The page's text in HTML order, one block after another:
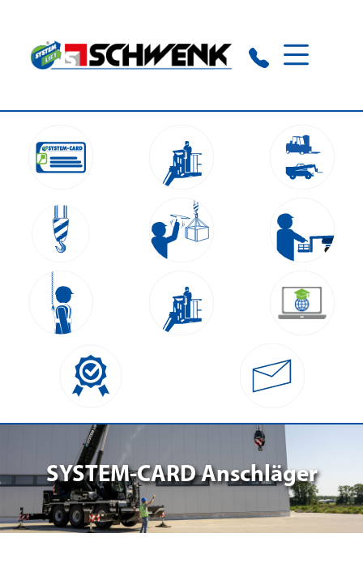
SYSTEM-CARD Anschläger